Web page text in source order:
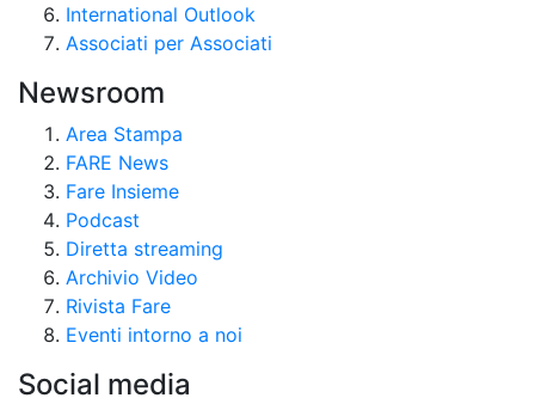
International Outlook
Associati per Associati
Newsroom
Area Stampa
FARE News
Fare Insieme
Podcast
Diretta streaming
Archivio Video
Rivista Fare
Eventi intorno a noi
Social media